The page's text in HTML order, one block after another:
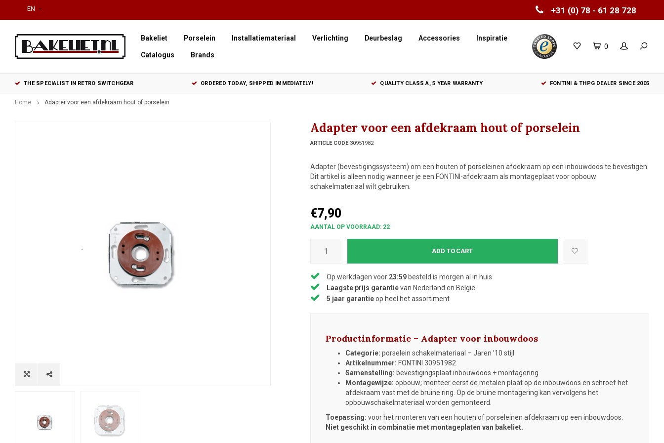
+31 (0) 78 - 61 28 728
EN
Bakeliet Porselein Installatiemateriaal Verlichting Deurbeslag Accessories Inspiratie
Catalogus Brands
0
THE SPECIALIST IN RETRO SWITCHGEAR ORDERED TODAY, SHIPPED IMMEDIATELY! QUALITY CLASS A, 5 YEAR WARRANTY FONTINI & THPG DEALER SINCE 2005
Home Adapter voor een afdekraam hout of porselein
Adapter voor een afdekraam hout of porselein
ARTICLE CODE30951982
Adapter (bevestigingssysteem) om een houten of porseleinen afdekraam op een inbouwdoos te bevestigen.
Dit artikel is alleen nodig wanneer je een FONTINI-afdekraam als montageplaat voor opbouw
schakelmateriaal wilt gebruiken.
€7,90
AANTAL OP VOORRAAD: 22
ADD TO CART
Op werkdagen voor 23:59besteld is morgen al in huis
Laagste prijs garantievan Nederland en België
5 jaar garantieop heel het assortiment
Productinformatie – Adapter voor inbouwdoos
Categorie: porselein schakelmateriaal – Jaren ’10 stijl
Artikelnummer: FONTINI 30951982
Samenstelling: bevestigingsplaat inbouwdoos + montagering
Montagewijze: opbouw; monteer eerst de metalen plaat op de inbouwdoos en schroef het
afdekraam vast met de bruine ring. Op de bruine montagering kan vervolgens het
opbouwschakelmateriaal worden gemonteerd.
Toepassing: voor het monteren van een houten of porseleinen afdekraam op een inbouwdoos.
Niet geschikt in combinatie met montageplaten van bakeliet.